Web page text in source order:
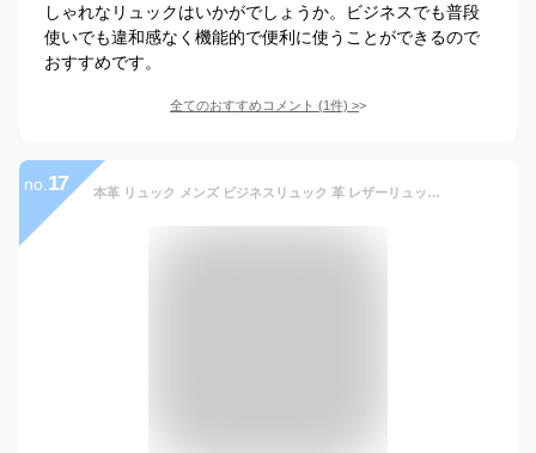
しゃれなリュックはいかがでしょうか。ビジネスでも普段
使いでも違和感なく機能的で便利に使うことができるので
おすすめです。
全てのおすすめコメント (1件) >
no. 17 本革 リュック メンズ ビジネスリュック 革 レザーリュック 薄型 スリム サドルレザー バッグ ヌメ革 スクエア 軽量 薄マチ 通勤 ビジネス PC パソコン ノートPC ノートパソコン 人気 ブランド joya 高級 カバン 鞄 J4224